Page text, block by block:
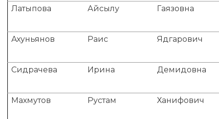
Латыпова Айсылу Гаязовна
Ахуньянов Раис Ядгарович
Сидрачева Ирина Демидовна
Махмутов Рустам Ханифович